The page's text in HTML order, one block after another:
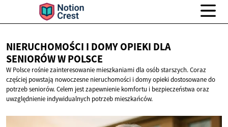
NIERUCHOMOŚCI I DOMY OPIEKI DLA
SENIORÓWW POLSCE
W Polsce rośnie zainteresowanie mieszkaniami dla osób starszych. Coraz
częściej powstają nowoczesne nieruchomości i domy opieki dostosowane do
potrzeb seniorów. Celem jest zapewnienie komfortu i bezpieczeństwa oraz
uwzględnienie indywidualnych potrzeb mieszkańców.